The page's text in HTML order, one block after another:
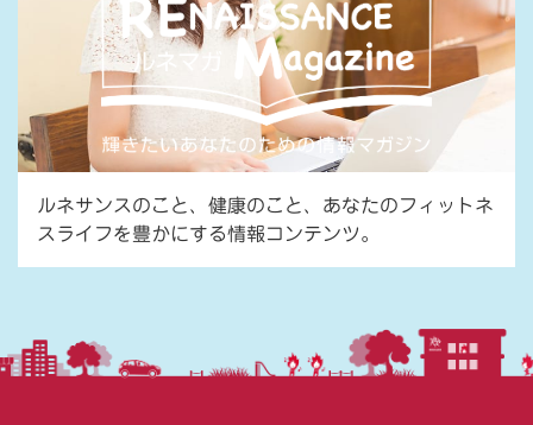
ルネサンスのこと、健康のこと、あなたのフィットネ
スライフを豊かにする情報コンテンツ。